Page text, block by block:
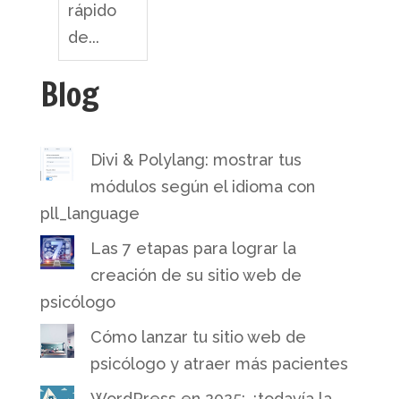
rápido
de...
Blog
Divi & Polylang: mostrar tus
módulos según el idioma con
pll_language
Las 7 etapas para lograr la
creación de su sitio web de
psicólogo
Cómo lanzar tu sitio web de
psicólogo y atraer más pacientes